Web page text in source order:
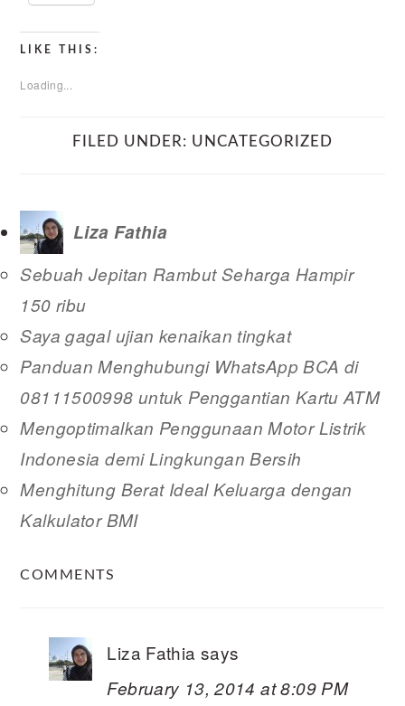
LIKE THIS:
Loading...
FILED UNDER: UNCATEGORIZED
Liza Fathia
Sebuah Jepitan Rambut Seharga Hampir
150 ribu
Saya gagal ujian kenaikan tingkat
Panduan Menghubungi WhatsApp BCA di
08111500998 untuk Penggantian Kartu ATM
Mengoptimalkan Penggunaan Motor Listrik
Indonesia demi Lingkungan Bersih
Menghitung Berat Ideal Keluarga dengan
Kalkulator BMI
COMMENTS
Liza Fathia says
February 13, 2014 at 8:09 PM